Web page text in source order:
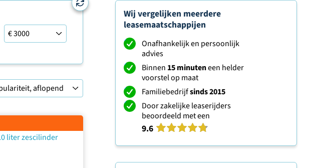
Wij vergelijken meerdere
leasemaatschappijen
Onafhankelijk en persoonlijk
advies
Binnen 15 minuteneen helder
voorstel op maat
Familiebedrijfsinds 2015
Door zakelijke leaserijders
beoordeeld met een
9.6